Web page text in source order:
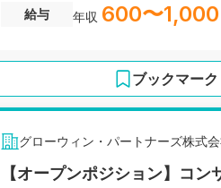
給与 年収 600〜1,000
ブックマーク
グローウィン・パートナーズ株式
【オープンポジション】コ